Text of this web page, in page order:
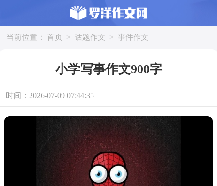
当前位置： 首页 > 话题作文 > 事件作文
小学写事作文900字
时间：2026-07-09 07:44:35